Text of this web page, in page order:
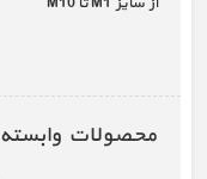
محصولات وابسته